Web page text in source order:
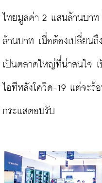
ไทยมูลค่า 2 แสนล้านบา
ล้านบาท เมื่อต้องเปลี่ยนถึ
เป็นตลาดใหญ่ที่น่าสนใจ
ไอทีหลังโควิด-19 แต่จะร้
กระแสตอบรับ